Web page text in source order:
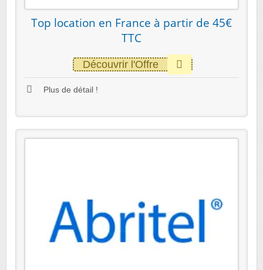
Top location en France à partir de 45€
TTC
Découvrir l'Offre
Plus de détail !